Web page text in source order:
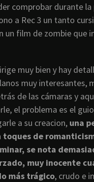
comprobar durante la
a Rec 3 un tanto
un film de zombie que
muy bien y hay
muy interesantes,
de las cámaras y
el problema es el
a su creacion, una
toques de
se nota
muy inocente
más trágico, crudo e